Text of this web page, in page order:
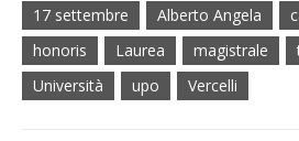
17 settembre Alberto Angela
honoris
Laurea magistrale
Università
upo Vercelli